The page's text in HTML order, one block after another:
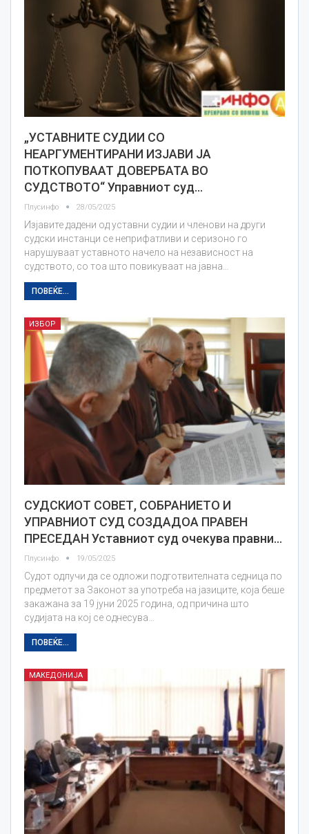
„УСТАВНИТЕ СУДИИ СО
НЕАРГУМЕНТИРАНИ ИЗЈАВИ ЈА
ПОТКОПУВААТ ДОВЕРБАТА ВО
СУДСТВОТО“ Управниот суд…
Плусинфо 28/05/2025
Изјавите дадени од уставни судии и членови на други
судски инстанци се неприфатливи и серизоно го
нарушуваат уставното начело на независност на
судството, со тоа што повикуваат на јавна…
ПОВЕЌЕ...
ИЗБОР
СУДСКИОТ СОВЕТ, СОБРАНИЕТО И
УПРАВНИОТ СУД СОЗДАДОА ПРАВЕН
ПРЕСЕДАН Уставниот суд очекува правни…
Плусинфо 19/05/2025
Судот одлучи да се одложи подготвителната седница по
предметот за Законот за употреба на јазиците, која беше
закажана за 19 јуни 2025 година, од причина што
судијата на кој се однесува…
ПОВЕЌЕ...
МАКЕДОНИЈА